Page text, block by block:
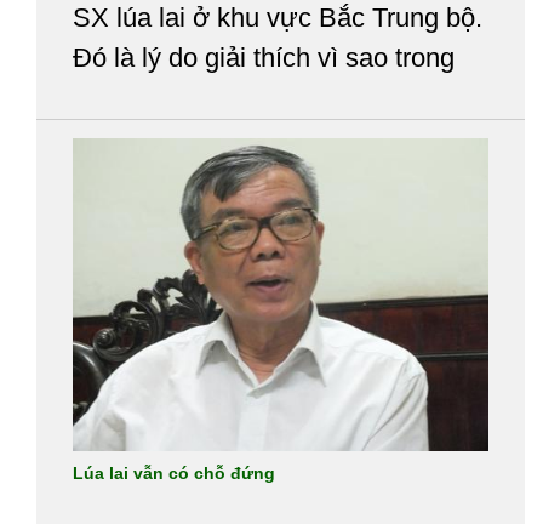
SX lúa lai ở khu vực Bắc Trung bộ.
Đó là lý do giải thích vì sao trong
giống lúa lai luôn được duy trì ở
mức cao (từ 50-70%) tổng diện tích
lúa gieo cấy hàng năm của tỉnh.
Lúa lai vẫn có chỗ đứng